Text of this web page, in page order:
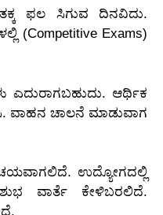
ಫಲ ಸಿಗುವ ದಿನವಿದು.
(Competitive Exams)
ಎದುರಾಗಬಹುದು. ಆರ್ಥಿಕ
ವಾಹನ ಚಾಲನೆ ಮಾಡುವಾಗ
ಉದ್ಯೋಗದಲ್ಲಿ
ವಾರ್ತೆ ಕೇಳಿಬರಲಿದೆ.